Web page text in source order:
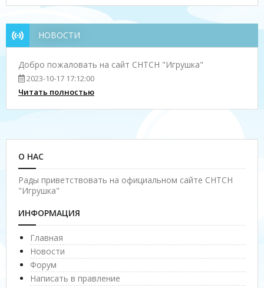
НОВОСТИ
Добро пожаловать на сайт СНТСН "Игрушка"
2023-10-17 17:12:00
Читать полностью
О НАС
Рады приветствовать на официальном сайте СНТСН
"Игрушка"
ИНФОРМАЦИЯ
Главная
Новости
Форум
Написать в правление